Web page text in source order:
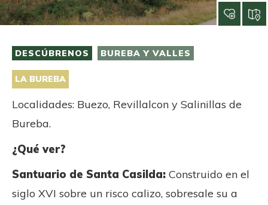
DESCÚBRENOS BUREBA Y VALLES
LA BUREBA
Localidades: Buezo, Revillalcon y Salinillas de
Bureba.
¿Qué ver?
Santuario de Santa Casilda: Construido en el
siglo XVI sobre un risco calizo, sobresale su a